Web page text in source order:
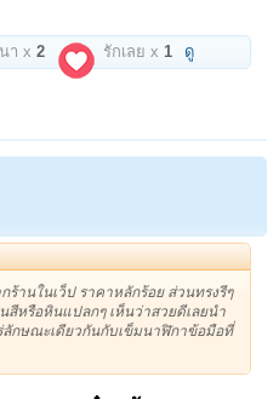
า x2 รักเลย x1 ดู
านในเว็ป ราคาหลักร้อย ส่วนทรงรีๆ
หรือหินแปลกๆ เห็นว่าสวยดีเลยนำ
ลักษณะเดียวกันกับเข็มนาฬิกาข้อมือที่